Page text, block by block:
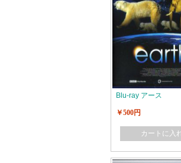
Blu-ray アース
￥500円
カートに入